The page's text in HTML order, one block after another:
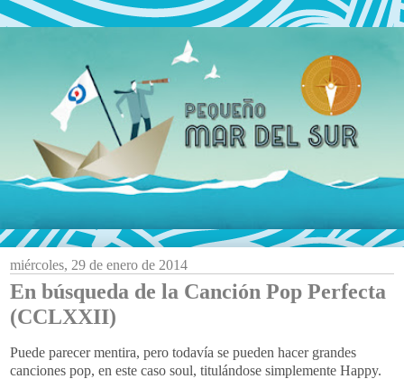
miércoles, 29 de enero de 2014
En búsqueda de la Canción Pop Perfecta
(CCLXXII)
Puede parecer mentira, pero todavía se pueden hacer grandes
canciones pop, en este caso soul, titulándose simplemente Happy.